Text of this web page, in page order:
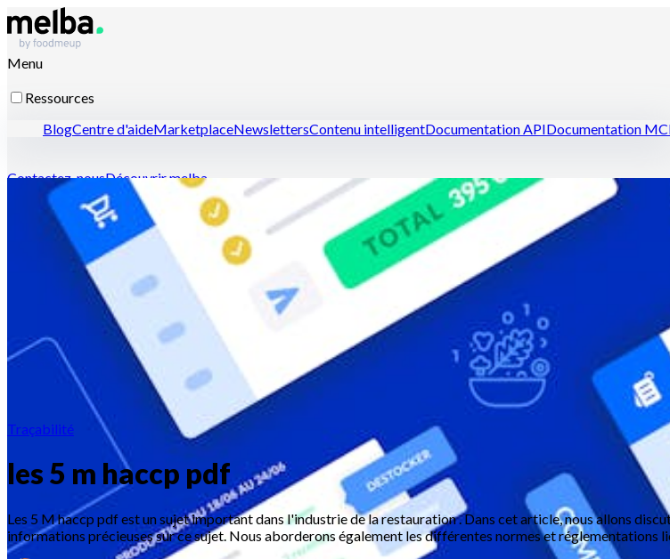
Menu
Ressources
BlogCentre d'aideMarketplaceNewslettersContenu intelligentDocumentation APIDocumentation
Contactez-nousDécouvrir melba
Traçabilité
les 5 m haccp pdf
Les 5 M haccp pdf est un sujet important dans l'industrie de la restauration . Dans cet article, nous allons
informations précieuses sur ce sujet. Nous aborderons également les différentes normes et réglementations